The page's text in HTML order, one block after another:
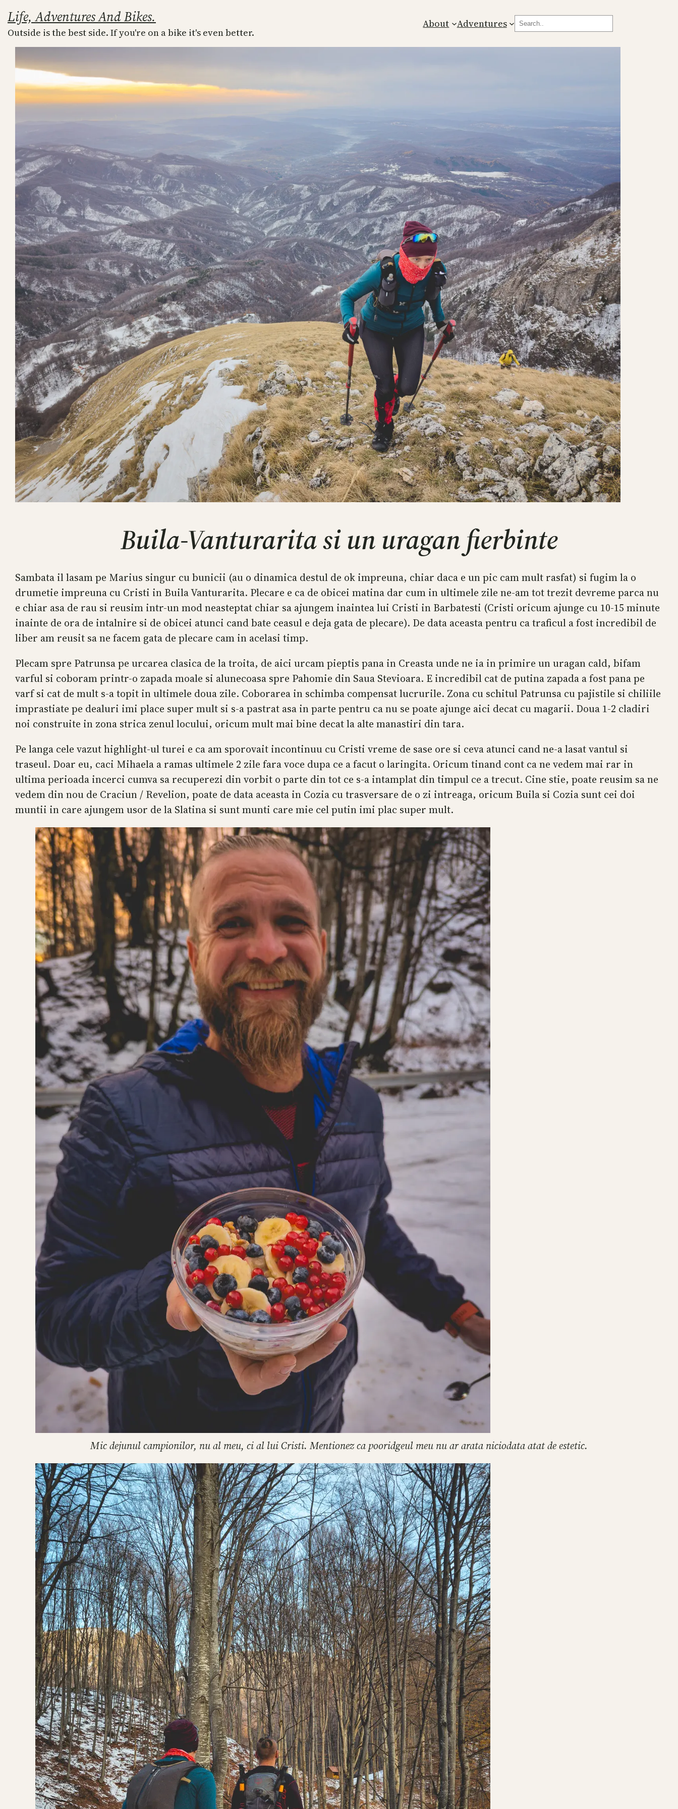
to
content
Life, Adventures And Bikes.
Outside is the best side. If you're on a bike it's even better.
About Adventures Search
Buila-Vanturarita si un uragan fierbinte
Sambata il lasam pe Marius singur cu bunicii (au o dinamica destul de ok impreuna, chiar daca e un pic cam mult rasfat) si fugim la o
drumetie impreuna cu Cristi in Buila Vanturarita. Plecare e ca de obicei matina dar cum in ultimele zile ne-am tot trezit devreme parca nu
e chiar asa de rau si reusim intr-un mod neasteptat chiar sa ajungem inaintea lui Cristi in Barbatesti (Cristi oricum ajunge cu 10-15 minute
inainte de ora de intalnire si de obicei atunci cand bate ceasul e deja gata de plecare). De data aceasta pentru ca traficul a fost incredibil de
liber am reusit sa ne facem gata de plecare cam in acelasi timp.
Plecam spre Patrunsa pe urcarea clasica de la troita, de aici urcam pieptis pana in Creasta unde ne ia in primire un uragan cald, bifam
varful si coboram printr-o zapada moale si alunecoasa spre Pahomie din Saua Stevioara. E incredibil cat de putina zapada a fost pana pe
varf si cat de mult s-a topit in ultimele doua zile. Coborarea in schimba compensat lucrurile. Zona cu schitul Patrunsa cu pajistile si chiliile
imprastiate pe dealuri imi place super mult si s-a pastrat asa in parte pentru ca nu se poate ajunge aici decat cu magarii. Doua 1-2 cladiri
noi construite in zona strica zenul locului, oricum mult mai bine decat la alte manastiri din tara.
Pe langa cele vazut highlight-ul turei e ca am sporovait incontinuu cu Cristi vreme de sase ore si ceva atunci cand ne-a lasat vantul si
traseul. Doar eu, caci Mihaela a ramas ultimele 2 zile fara voce dupa ce a facut o laringita. Oricum tinand cont ca ne vedem mai rar in
ultima perioada incerci cumva sa recuperezi din vorbit o parte din tot ce s-a intamplat din timpul ce a trecut. Cine stie, poate reusim sa ne
vedem din nou de Craciun / Revelion, poate de data aceasta in Cozia cu trasversare de o zi intreaga, oricum Buila si Cozia sunt cei doi
muntii in care ajungem usor de la Slatina si sunt munti care mie cel putin imi plac super mult.
Mic dejunul campionilor, nu al meu, ci al lui Cristi. Mentionez ca pooridgeul meu nu ar arata niciodata atat de estetic.